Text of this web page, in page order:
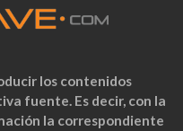
los contenidos
fuente. Es decir, con la
la correspondiente